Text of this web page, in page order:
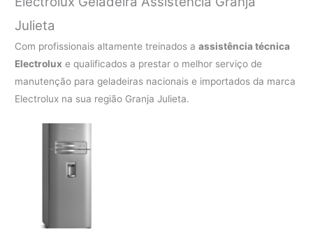
Julieta
Com profissionais altamente treinados aassistência técnica
Electrolux e qualificados a prestar o melhor serviço de
manutenção para geladeiras nacionais e importados da marca
Electrolux na sua região Granja Julieta.